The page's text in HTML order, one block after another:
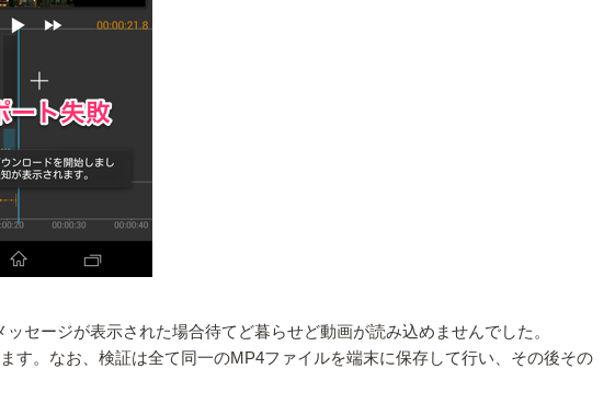
セージが表示された場合待てど暮らせど動画が読み込めませんでした。
す。なお、検証は全て同一のMP4ファイルを端末に保存して行い、その後その